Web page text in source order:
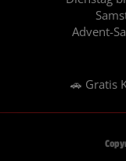
Advent-
🚗 Gratis